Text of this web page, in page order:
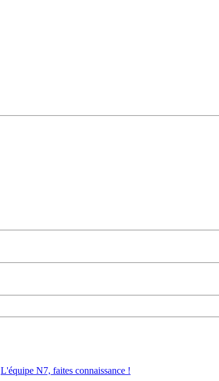
L'équipe N7, faites connaissance !